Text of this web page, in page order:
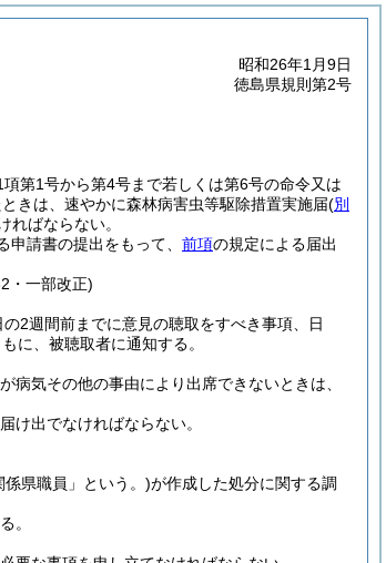
昭和26年1月9日
徳島県規則第2号
第1号から第4号まで若しくは第6号の命令又は
きは、速やかに森林病害虫等駆除措置実施届(別
ばならない。
請書の提出をもって、 前項の規定による届出
・一部改正)
2週間前までに意見の聴取をすべき事項、日
に、被聴取者に通知する。
病気その他の事由により出席できないときは、
け出でなければならない。
係県職員」という。)が作成した処分に関する調
。